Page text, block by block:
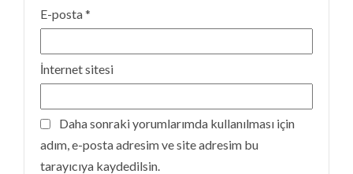
E-posta*
İnternet sitesi
Daha sonraki yorumlarımda kullanılması için
adım, e-posta adresim ve site adresim bu
tarayıcıya kaydedilsin.